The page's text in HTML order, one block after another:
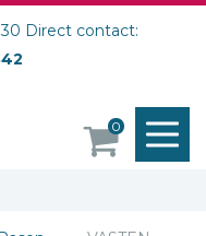
Direct contact:
0